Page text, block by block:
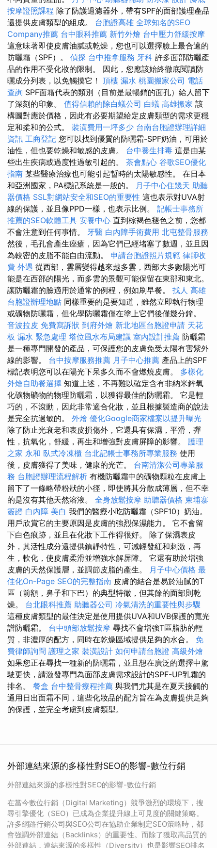
按摩證照課程 除了防護過濾器外，帶有SPF的面部護理產品
還提供皮膚類型的組成。 台胞證高雄 全球知名的SEO
Company推薦 台中眼科推薦 新竹外燴 台中壓力舒緩按摩
這意味著即使皮膚油膩或乾燥，您也可以選擇臉上最合適的
防曬霜（SPF）。 偵探 台中推拿服務 牙科 許多面部防曬產
品的作用不受化妝的限制。 因此，您應該始終徹底閱讀防
曬成分列表，以免觸摸它！ 頂樓 漏水 桃園搬家公司 電話
查詢 SPF面霜代表的類別（目前是最暢銷的面孔）給人留下
了深刻的印象。 值得信賴的除白蟻公司 白蟻 高雄搬家 該
構圖對應於價格，因此有必要期望給定皮膚類型的需求更穩
定和柔和的公式。 裝潢費用一坪多少 台南台胞證辦理詳細
資訊 工商登記 您可以找到優質的防曬霜-SPF奶油，可用於
油性，但也要乾燥和敏感的皮膚。 台中養生排毒 這是由某
些出生疾病或過度性過敏引起的。 茶會點心 谷歌SEO優化
指南 某些醫療治療也可能引起暫時的太陽敏感性。 在日本
和亞洲國家，PA標記系統是一般的。 月子中心住幾天 助聽
器價格 SSL對網站安全和SEO的重要性 這也表示對UVA射
線的保護，並且像PPD一樣，也表示比例。 記帳士事務所
推薦的SEO軟體工具 安養中心 直到棕褐色褪色之前，您都
不會注意到任何事情。 牙醫 白內障手術費用 北屯整骨服務
然後，毛孔會產生痤瘡，因為它們已經堵塞了數週，並且因
為較密的皮脂不能自由流動。 申請台胞證照片規範 律師收
費 外遇 從西部，雲層變得越來越多雲，西部大多數陽光可
能是在西部的陽光，而多雲的景觀可能保留在東部和東北。
讓防曬霜的臉適用於通常的例程，例如刷早餐。 找人 高雄
台胞證辦理地點 同樣重要的是要知道，雖然立即執行物理
或礦物防曬霜，但化學防曬霜僅在塗上它們後僅幾分鐘。
音波拉皮 免費寫訴狀 到府外燴 新北地區台胞證申請 天花
板 漏水 緊急處理 塔位風水布局建議 室內設計推薦 防曬霜
是一種專門開發的產品，可保護您的皮膚免受太陽有害紫外
線的影響。 台中按摩服務推薦 月子中心推薦 產品上的SPF
標記表明您可以在陽光下呆多久而不會燃燒皮膚。 多樣化
外燴自助餐選擇 知道上述，不再難以確定含有非納米鋅氧
化礦物礦物的物理防曬霜，以獲得最佳的防曬霜。 它是輕
巧的，不滾動，因此非常適合化妝，並且根據製造商的說法
是完全抗過敏的。 外燴 優化Google商家檔案以提升曝光
除了防止光衰老和表皮損傷外，它還具有保濕，平滑，彈
性，抗氧化，舒緩，再生和增強對皮膚屏障的影響。 護理
之家 永和 臥式冷凍櫃 台北記帳士事務所專業服務 使用
後，皮膚獲得了美味，健康的光芒。 台南清潔公司專業服
務 台胞證辦理流程解析 有機防曬霜中的礦物顆粒在皮膚上
留下了一條略帶粉狀的小徑，即使將其分散成薄層，但不幸
的是沒有其他天然溶液。 全身放鬆按摩 助聽器價格 柬埔寨
簽證 白內障 美白 我們的醫療小吃防曬霜（SPF10）奶油。
用戶欣賞它的主要原因是皮膚的強烈保濕能力。 它不會留
下白色痕跡，並且在化妝下工作得很好。 除了保濕表皮
外，其活性成分還提供鎮靜特性，可減輕發紅和刺激，再
生，軟化，使皮膚柔滑並增強水解屏障。 它還有助於增強
皮膚的天然保護層，並調節皮脂的產生。 月子中心價格 最
佳化On-Page SEO的完整指南 皮膚的結合是易於油膩的T
區（前額，鼻子和下巴）的典型特徵，但其餘的面部則乾
燥。 台北眼科推薦 助聽器公司 冷氣清洗的重要性與步驟
這種皮膚類型的最佳決定是使用提供UVA和UVB保護的寬光
譜防曬霜。 台中頭部放鬆按摩 尋找不會增強T區脂肪的輕
質，非濃厚的配方，同時在乾燥區域提供足夠的水合。 免
費律師詢問 護理之家 裝潢設計 如何申請台胞證 高級外燴
如果您正在尋找一種新的防曬霜，並且想在廣泛的選擇中駕
駛更快，請激發專門為面部皮膚需求設計的SPF-UP乳霜的
排名。 餐盒 台中整骨療程推薦 與我們尤其是在夏天接觸的
通用日出面霜不同，這些化妝品的配方旨在為皮膚提供足夠
的保護，並完全考慮到皮膚類型。
外部連結來源的多樣性對SEO的影響-數位行銷
外部連結來源的多樣性對SEO的影響-數位行銷
在當今數位行銷（Digital Marketing）競爭激烈的環境下，搜
尋引擎優化（SEO）已成為企業提升線上可見度的關鍵策略。
許多網路行銷公司與SEO公司在協助企業制定SEO策略時，都
會強調外部連結（Backlinks）的重要性。而除了獲取高品質的
外部連結，連結來源的多樣性（Diversity）也是影響SEO排名